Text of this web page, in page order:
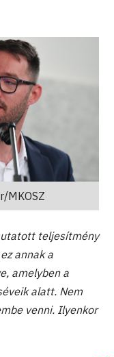
MKOSZ
teljesítmény
annak a
amelyben a
alatt. Nem
venni. Ilyenkor